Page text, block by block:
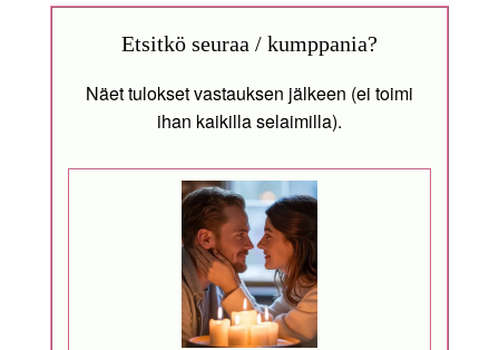
Etsitkö seuraa / kumppania?
Näet tulokset vastauksen jälkeen (ei toimi
ihan kaikilla selaimilla).